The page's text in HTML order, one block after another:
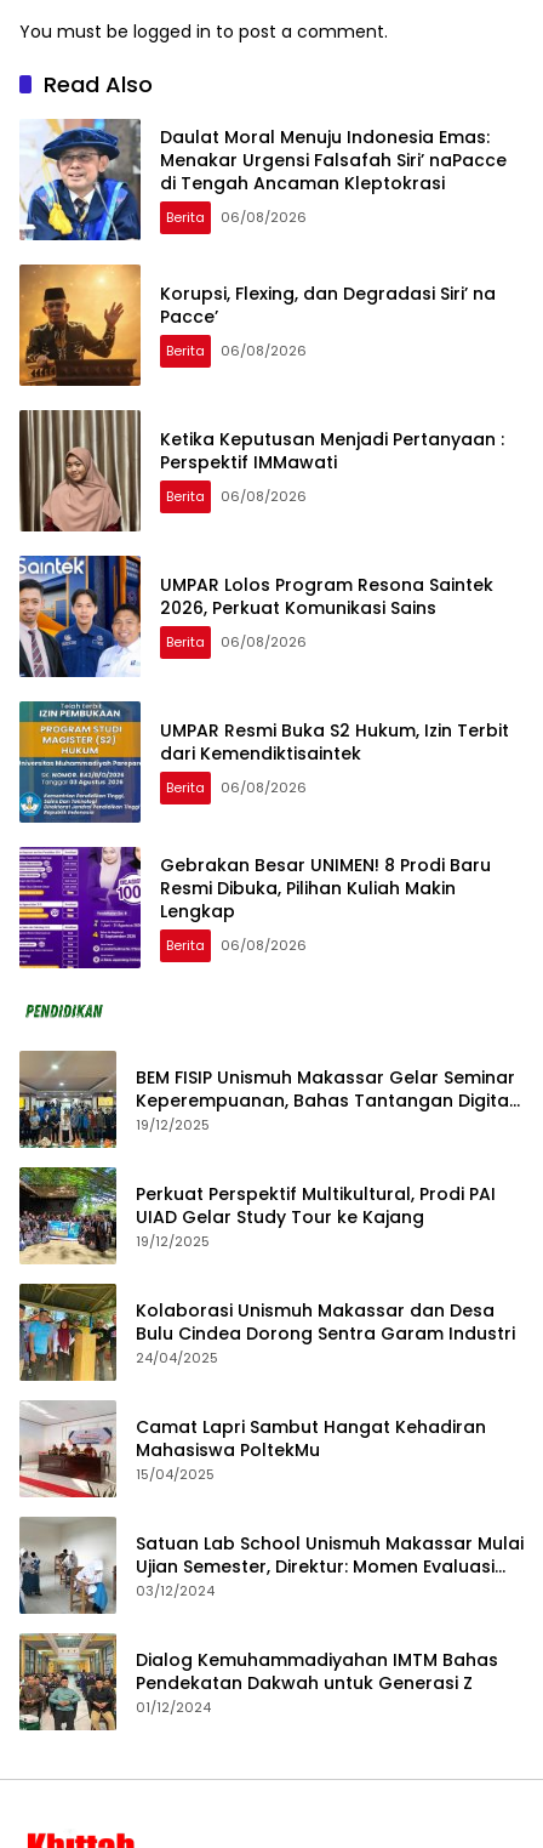
You must be logged in to post a comment.
Read Also
Daulat Moral Menuju Indonesia Emas:
Menakar Urgensi Falsafah Siri’ naPacce
di Tengah Ancaman Kleptokrasi
Berita 06/08/2026
Korupsi, Flexing, dan Degradasi Siri’ na
Pacce’
Berita 06/08/2026
Ketika Keputusan Menjadi Pertanyaan :
Perspektif IMMawati
Berita 06/08/2026
UMPAR Lolos Program Resona Saintek
2026, Perkuat Komunikasi Sains
Berita 06/08/2026
UMPAR Resmi Buka S2 Hukum, Izin Terbit
dari Kemendiktisaintek
Berita 06/08/2026
Gebrakan Besar UNIMEN! 8 Prodi Baru
Resmi Dibuka, Pilihan Kuliah Makin
Lengkap
Berita 06/08/2026
BEM FISIP Unismuh Makassar Gelar Seminar
Keperempuanan, Bahas Tantangan Digital
dan Budaya Lokal
19/12/2025
Perkuat Perspektif Multikultural, Prodi PAI
UIAD Gelar Study Tour ke Kajang
19/12/2025
Kolaborasi Unismuh Makassar dan Desa
Bulu Cindea Dorong Sentra Garam Industri
24/04/2025
Camat Lapri Sambut Hangat Kehadiran
Mahasiswa PoltekMu
15/04/2025
Satuan Lab School Unismuh Makassar Mulai
Ujian Semester, Direktur: Momen Evaluasi
Proses Pembelajaran
03/12/2024
Dialog Kemuhammadiyahan IMTM Bahas
Pendekatan Dakwah untuk Generasi Z
01/12/2024